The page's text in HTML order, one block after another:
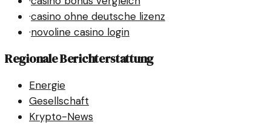
·casino ohne deutsche lizenz
·novoline casino login
Regionale Berichterstattung
Energie
Gesellschaft
Krypto-News